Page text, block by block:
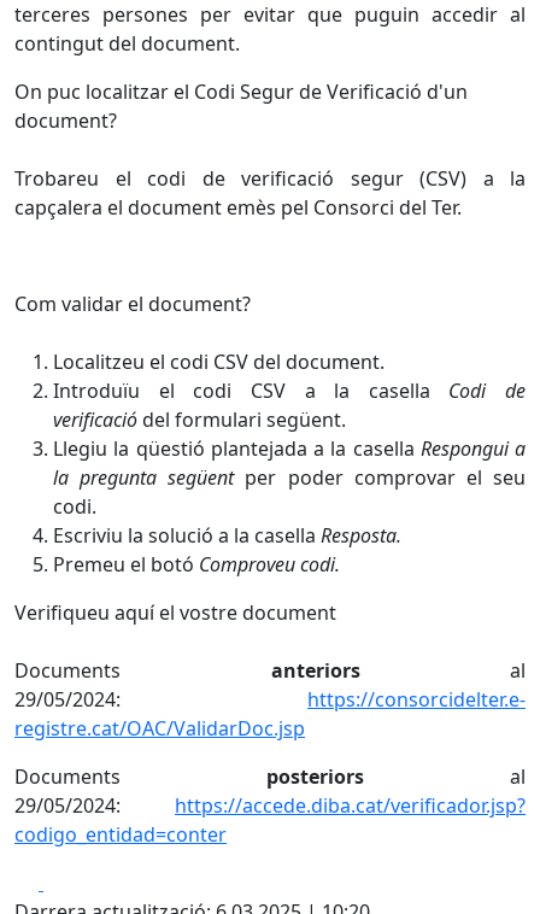
terceres persones per evitar que puguin accedir al
contingut del document.
On puc localitzar el Codi Segur de Verificació d'un
document?
Trobareu el codi de verificació segur (CSV) a la
capçalera el document emès pel Consorci del Ter.
Com validar el document?
Localitzeu el codi CSV del document.
Introduïu el codi CSV a la casella Codi de
verificaciódel formulari següent.
Llegiu la qüestió plantejada a la casella Respongui a
la pregunta següent per poder comprovar el seu
codi.
Escriviu la solució a la casella Resposta.
Premeu el botó Comproveu codi.
Verifiqueu aquí el vostre document
Documents anteriors al
29/05/2024: https://consorcidelter.e-
registre.cat/OAC/ValidarDoc.jsp
Documents posteriors al
29/05/2024: https://accede.diba.cat/verificador.jsp?
codigo_entidad=conter